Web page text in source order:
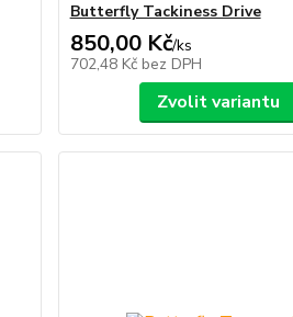
Butterfly Tackiness Drive
850,00 Kč/ks
702,48 Kč bez DPH
Zvolit variantu